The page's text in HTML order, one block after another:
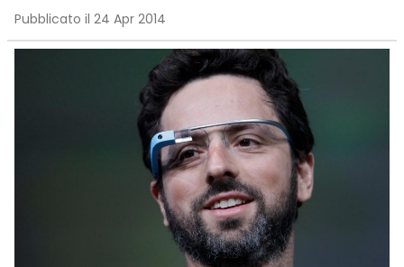
Pubblicato il 24 Apr 2014